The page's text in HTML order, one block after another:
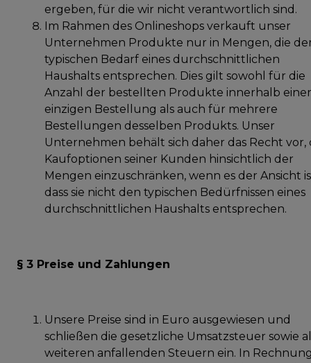
ergeben, für die wir nicht verantwortlich sind.
Im Rahmen des Onlineshops verkauft unser
Unternehmen Produkte nur in Mengen, die
typischen Bedarf eines durchschnittlichen
Haushalts entsprechen. Dies gilt sowohl für die
Anzahl der bestellten Produkte innerhalb einer
einzigen Bestellung als auch für mehrere
Bestellungen desselben Produkts. Unser
Unternehmen behält sich daher das Recht vor,
Kaufoptionen seiner Kunden hinsichtlich der
Mengen einzuschränken, wenn es der Ansicht
dass sie nicht den typischen Bedürfnissen eines
durchschnittlichen Haushalts entsprechen.
§ 3 Preise und Zahlungen
Unsere Preise sind in Euro ausgewiesen und
schließen die gesetzliche Umsatzsteuer sowie
weiteren anfallenden Steuern ein. In